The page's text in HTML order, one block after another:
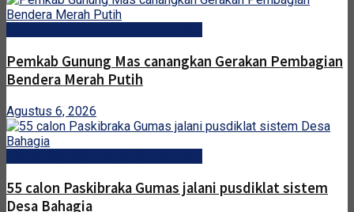
Pemkab Gunung Mas canangkan Gerakan Pembagian
Bendera Merah Putih
Agustus 6, 2026
55 calon Paskibraka Gumas jalani pusdiklat sistem
Desa Bahagia